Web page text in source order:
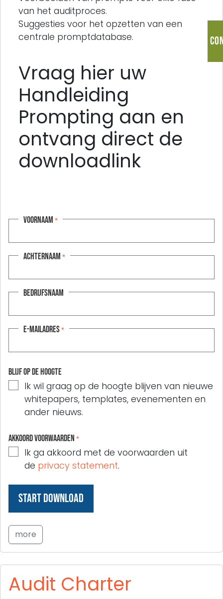
van het auditproces.
Suggesties voor het opzetten van een
centrale promptdatabase.
Vraag hier uw
Handleiding
Prompting aan en
ontvang direct de
downloadlink
Voornaam *
Achternaam *
Bedrijfsnaam
E-mailadres*
Blijf op de hoogte
Ik wil graag op de hoogte blijven van nieuwe
whitepapers, templates, evenementen en
ander nieuws.
Akkoord voorwaarden *
Ik ga akkoord met de voorwaarden uit
de privacy statement.
more
Audit Charter